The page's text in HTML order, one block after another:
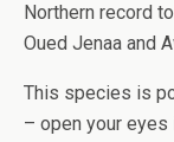
Northern record
Oued Jenaa and
This species is
– open your eyes